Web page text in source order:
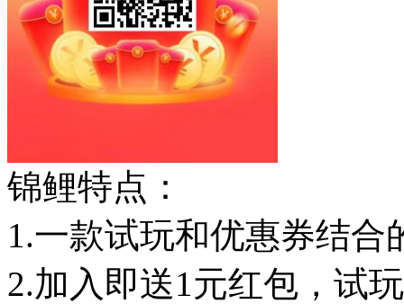
锦鲤特点：
1.一款试玩和优惠券结合
2.加入即送1元红包，试